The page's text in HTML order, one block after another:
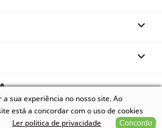


em Animais Exóticos, todos
sua experiência no nosso site. Ao
está a concordar com o uso de cookies
Ler politica de privacidade
Concordo